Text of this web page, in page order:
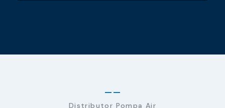
Distributor Pompa Air